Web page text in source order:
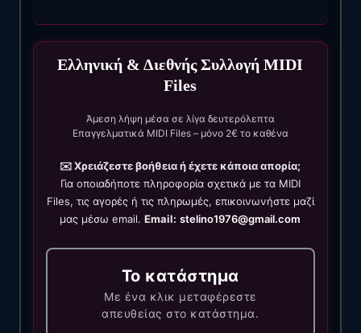
Ελληνική & Διεθνής Συλλογή MIDI
Files
Άμεση λήψη μέσα σε λίγα δευτερόλεπτα
Επαγγελματικά MIDI Files – μόνο 2€ το καθένα
✉️ Χρειάζεστε βοήθεια ή έχετε κάποια απορία;
Για οποιαδήποτε πληροφορία σχετικά με τα MIDI
Files, τις αγορές ή τις πληρωμές, επικοινωνήστε μαζί
μας μέσω email.Email: stelino1976@gmail.com
Το κατάστημα
Με ένα κλικ μεταφέρεστε
απευθείας στο κατάστημα.